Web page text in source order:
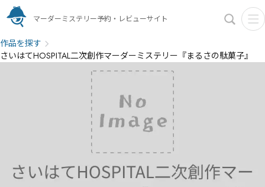
マーダーミステリー予約・レビューサイト
作品を探す
さいはてHOSPITAL二次創作マーダーミステリー『まるさの駄菓子』